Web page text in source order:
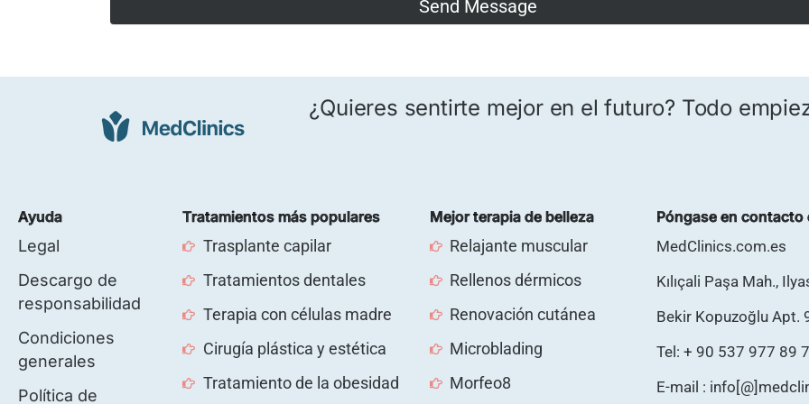
¿Quieres sentirte mejor en el futuro? Todo
Ayuda
Legal
Descargo de
responsabilidad
Condiciones
generales
Política de
Tratamientos más populares
Trasplante capilar
Tratamientos dentales
Terapia con células madre
Cirugía plástica y estética
Tratamiento de la obesidad
Mejor terapia de belleza
Relajante muscular
Rellenos dérmicos
Renovación cutánea
Microblading
Morfeo8
Póngase en
MedClinics.com.es
Kılıçali Paşa Mah.,
Bekir Kopuzoğlu Apt.
Tel: + 90 537 977 89
E-mail :